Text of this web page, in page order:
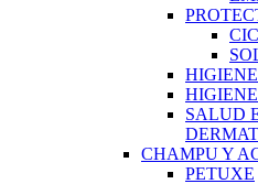
SALUD
CHAMPU Y
PETUXE